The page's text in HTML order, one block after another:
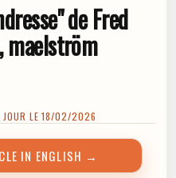
de Fred
maelström
LE 18/02/2026
IN ENGLISH →